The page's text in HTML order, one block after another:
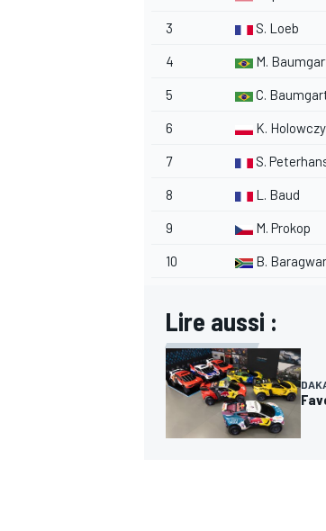
3 S. Loeb
4 M.
5 C.
6 K.
7 S.
8 L. Baud
9 M. Prokop
10 B.
Lire aussi :